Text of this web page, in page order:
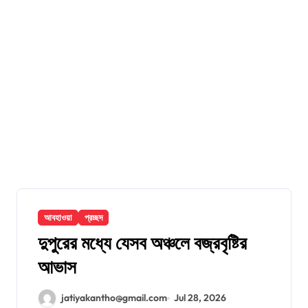
আবহাওয়া প্রচ্ছদ
দুপুরের মধ্যে যেসব অঞ্চলে বজ্রবৃষ্টির
আভাস
jatiyakantho@gmail.com Jul 28, 2026